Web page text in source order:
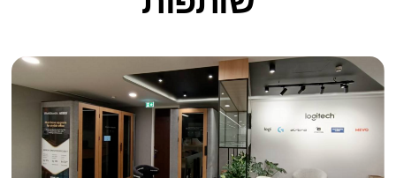
Logitech MeetUp 2
Logitech Tap Scheduler
מצלמת 4K רחבת זווית, רמקולים ומיקרופונים
מובנים